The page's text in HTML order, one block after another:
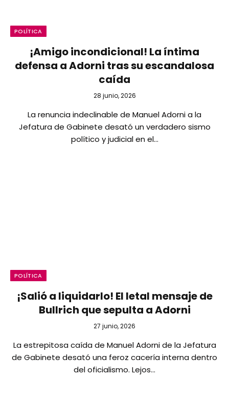
POLÍTICA
¡Amigo incondicional! La íntima
defensa a Adorni tras su escandalosa
caída
28 junio, 2026
La renuncia indeclinable de Manuel Adorni a la
Jefatura de Gabinete desató un verdadero sismo
político y judicial en el…
POLÍTICA
¡Salió a liquidarlo! El letal mensaje de
Bullrich que sepulta a Adorni
27 junio, 2026
La estrepitosa caída de Manuel Adorni de la Jefatura
de Gabinete desató una feroz cacería interna dentro
del oficialismo. Lejos…